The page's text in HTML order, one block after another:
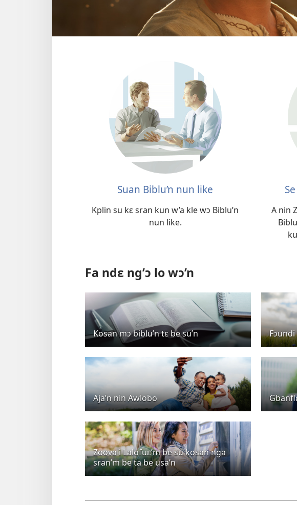
Suan Biblu’n nun like
Kplin su kɛ sran kun w’a kle wɔ Biblu’n
nun like.
A nin
Fa ndɛ ng’ɔ lo wɔ’n
Kosan mɔ biblu’n tɛ be su’n
Aja’n nin Awlobo
Zoova i Lalofuɛ’m be su kosan nga
sran’m be ta be usa’n